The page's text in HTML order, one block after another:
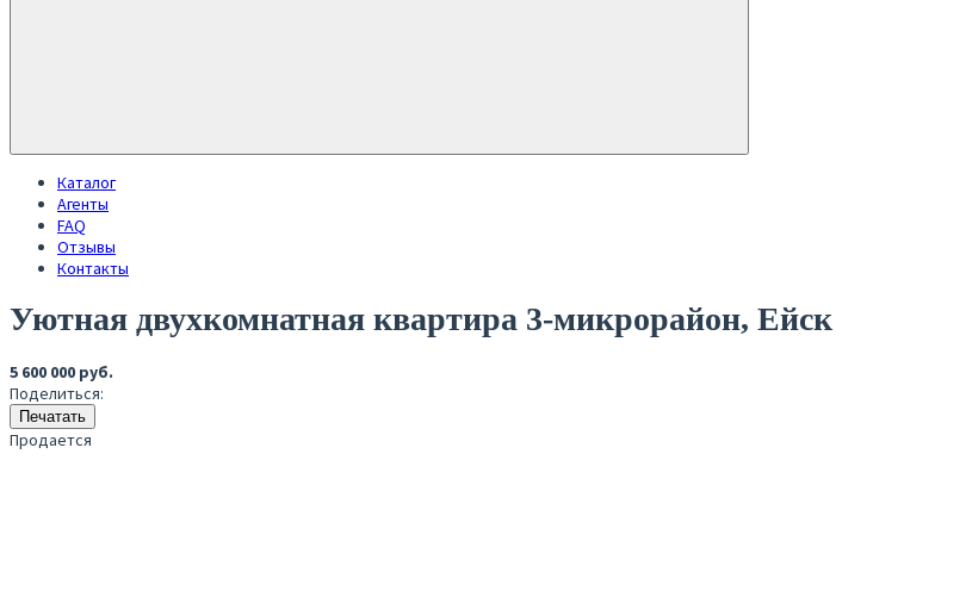
Каталог
Агенты
FAQ
Отзывы
Контакты
Уютная двухкомнатная квартира 3-микрорайон, Ейск
5 600 000 руб.
Поделиться:
Печатать
Продается